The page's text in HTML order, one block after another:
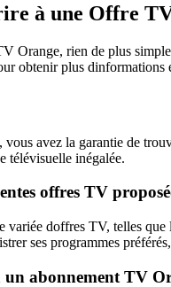
à une Offre
Orange, rien de plus
obtenir plus dinformations
avez la garantie de
télévisuelle inégalée.
offres TV
variée doffres TV, telles
ses programmes
un abonnement TV